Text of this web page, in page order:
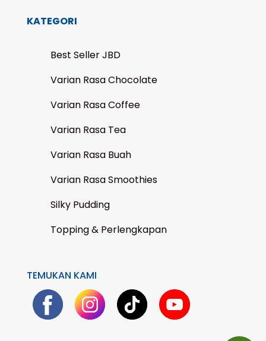
KATEGORI
Best Seller JBD
Varian Rasa Chocolate
Varian Rasa Coffee
Varian Rasa Tea
Varian Rasa Buah
Varian Rasa Smoothies
Silky Pudding
Topping & Perlengkapan
TEMUKAN KAMI